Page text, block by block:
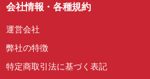
会社情報・各種規約
運営会社
弊社の特徴
特定商取引法に基づく表記